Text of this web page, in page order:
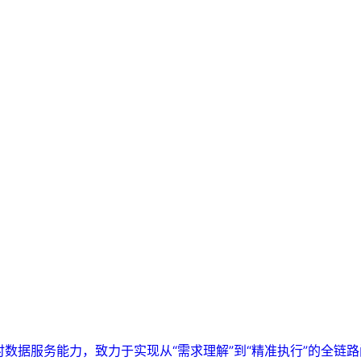
服务能力，致力于实现从“需求理解”到“精准执行”的全链